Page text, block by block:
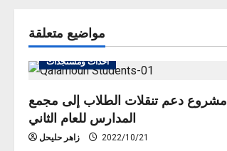
t
n
a
v
مواضيع متعلقة
أحداث ومستجدات
مشروع دعم تنقلات الطلاب إلى مجمع
المدارس للعام الثاني
زاهر حليحل 2022/10/21